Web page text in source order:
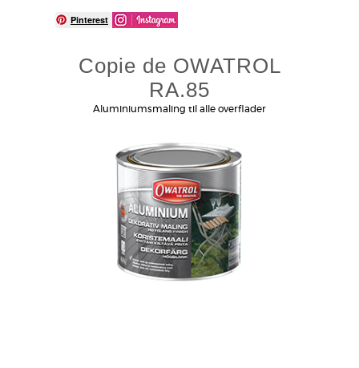
Pinterest
Copie de OWATROL
RA.85
Aluminiumsmaling til alle overflader